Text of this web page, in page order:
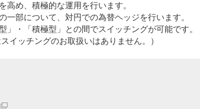
高め、積極的な運用を行います。
一部について、対円での為替ヘッジを行います。
」・「積極型」との間でスイッチングが可能です。
イッチングのお取扱いはありません。）